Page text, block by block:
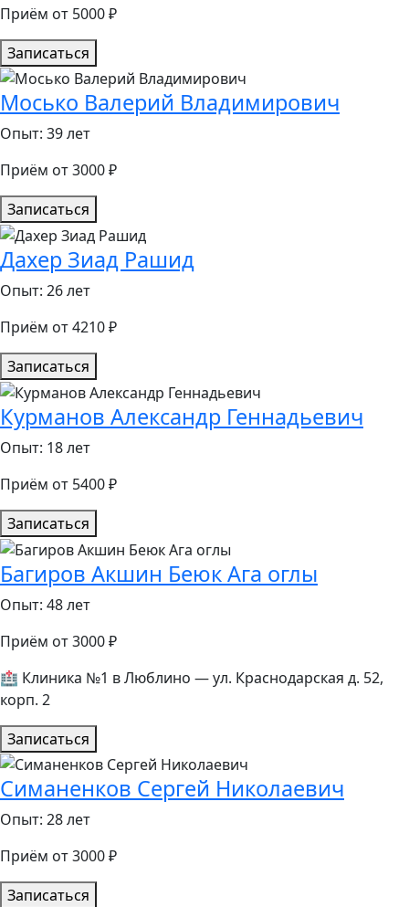
Приём от 5000 ₽
Записаться
Мосько Валерий Владимирович
Опыт: 39 лет
Приём от 3000 ₽
Записаться
Дахер Зиад Рашид
Опыт: 26 лет
Приём от 4210 ₽
Записаться
Курманов Александр Геннадьевич
Опыт: 18 лет
Приём от 5400 ₽
Записаться
Багиров Акшин Беюк Ага оглы
Опыт: 48 лет
Приём от 3000 ₽
🏥 Клиника №1 в Люблино — ул. Краснодарская д. 52,
корп. 2
Записаться
Симаненков Сергей Николаевич
Опыт: 28 лет
Приём от 3000 ₽
Записаться